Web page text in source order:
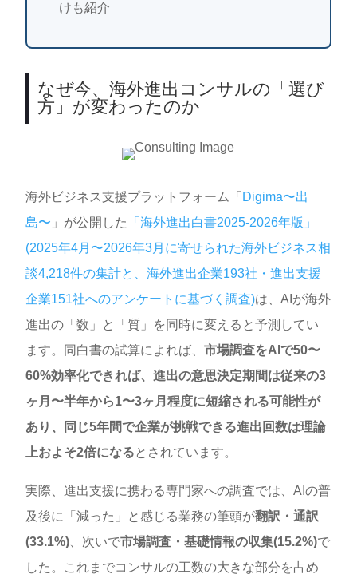
けも紹介
なぜ今、海外進出コンサルの「選び
方」が変わったのか
海外ビジネス支援プラットフォーム「 Digima〜出
島〜 」が公開した
「海外進出白書2025-2026年版」
(2025年4月〜2026年3月に寄せられた海外ビジネス相
談4,218件の集計と、海外進出企業193社・進出支援
企業151社へのアンケートに基づく調査)は、AIが海外
進出の「数」と「質」を同時に変えると予測してい
ます。同白書の試算によれば、市場調査をAIで50〜
60%効率化できれば、進出の意思決定期間は従来の3
ヶ月〜半年から1〜3ヶ月程度に短縮される可能性が
あり、同じ5年間で企業が挑戦できる進出回数は理論
上およそ2倍になる とされています。
実際、進出支援に携わる専門家への調査では、AIの普
及後に「減った」と感じる業務の筆頭が翻訳・通訳
(33.1%) 、次いで市場調査・基礎情報の収集(15.2%)で
した。これまでコンサルの工数の大きな部分を占め